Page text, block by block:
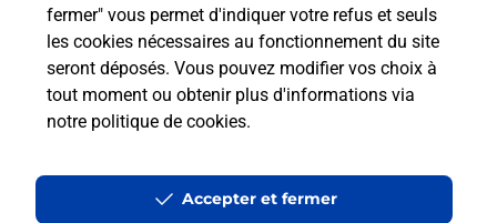
fermer" vous permet d'indiquer votre refus et seuls
les cookies nécessaires au fonctionnement du site
seront déposés. Vous pouvez modifier vos choix à
tout moment ou obtenir plus d'informations via
notre politique de cookies.
Accepter et fermer
Localiser Liste Boîtes aux lettres Eure Mesnils Sur Iton
Accessibilité : partiellement conforme